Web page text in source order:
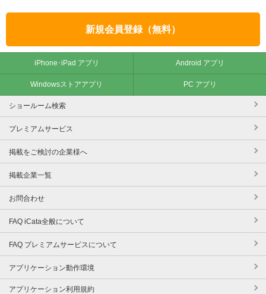
新規会員登録（無料）
iPhone･iPad アプリ Android アプリ
Windowsストアアプリ PC アプリ
ショールーム検索
プレミアムサービス
掲載をご検討の企業様へ
掲載企業一覧
お問合わせ
FAQ iCata全般について
FAQ プレミアムサービスについて
アプリケーション動作環境
アプリケーション利用規約